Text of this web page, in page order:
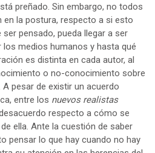
preñado. Sin embargo, no todos
la postura, respecto a si esto
pensado, pueda llegar a ser
medios humanos y hasta qué
es distinta en cada autor, al
o no-conocimiento sobre
pesar de existir un acuerdo
entre los nuevos realistas
respecto a cómo se
ella. Ante la cuestión de saber
pensar lo que hay cuando no hay